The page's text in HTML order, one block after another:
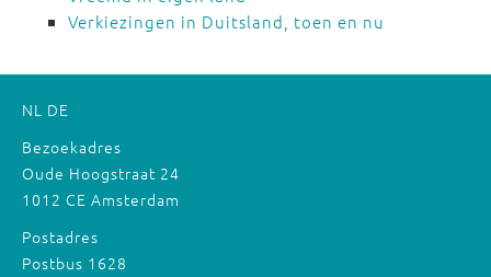
Verkiezingen in Duitsland, toen en nu
NL DE
Bezoekadres
Oude Hoogstraat 24
1012 CE Amsterdam
Postadres
Postbus 1628